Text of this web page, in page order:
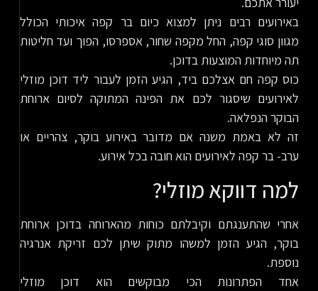
באירועים רבים ניתן למצוא כיום בר קפה איכותי הכולל
מגוון סוגי קפה, החל מקפה שחור, אספרסו, הפוך ועד חליטות
תה מיוחדות המוצעות בדוכן.
כוס קפה חם אצלכם ביד, הגיע הזמן לעבור ליד דוכן מוזלי
לאירועים שיסגור לכם את הפינה המתוקה לסיום ארוחת
הבוקר הנפלאה.
זה לא באמת משנה אם מדובר באירוע בוקר, צהריים או
ערב- בר קפה לאירועים הוא חובה בכל אירוע.
למה דווקא מוזלי?
אחרי שהתענגתם וקיבלתם כוחות מהארוחה בדוכן ארוחת
בוקר, הגיע הזמן למשהו מתוק שיתן לכם זריקת אנרגיה
נוספת.
אחד הפתרונות הכי מבוקשים הוא דוכן מוזלי